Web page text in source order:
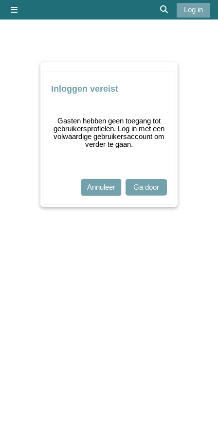
Log in
Inloggen vereist
Gasten hebben geen toegang tot
gebruikersprofielen. Log in met een
volwaardige gebruikersaccount om
verder te gaan.
Annuleer Ga door